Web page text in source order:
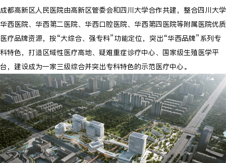
成都高新区人民医院由高新区管委会和四川大学合作共建，整合四川大学
华西医院、华西第二医院、华西口腔医院、华西第四医院等附属医院优质
医疗品牌资源，按“大综合、强专科”功能定位，突出“华西品牌”系列专
科特色，打造区域性医疗高地、疑难重症诊疗中心、国家级生殖医学平
台，建设成为一家三级综合并突出专科特色的示范医疗中心。